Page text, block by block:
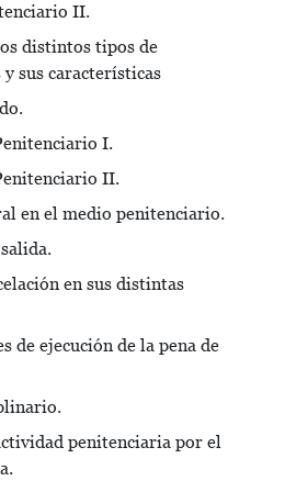
II.
distintos tipos de
sus características
I.
II.
en el medio penitenciario.
en sus distintas
de ejecución de la pena de
penitenciaria por el